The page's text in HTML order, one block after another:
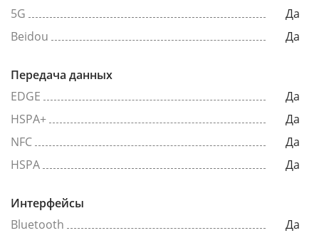
5G
Да
Beidou
Да
Передача данных
EDGE
Да
HSPA+
Да
NFC
Да
HSPA
Да
Интерфейсы
Bluetooth
Да